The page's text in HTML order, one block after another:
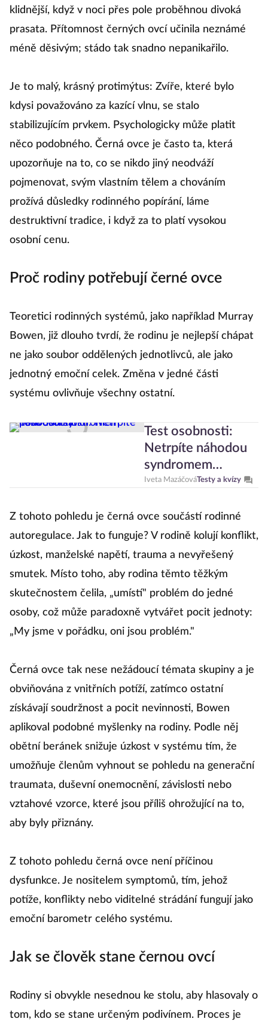
klidnější, když v noci přes pole proběhnou divoká
prasata. Přítomnost černých ovcí učinila neznámé
méně děsivým; stádo tak snadno nepanikařilo.
Je to malý, krásný protimýtus: Zvíře, které bylo
kdysi považováno za kazící vlnu, se stalo
stabilizujícím prvkem. Psychologicky může platit
něco podobného. Černá ovce je často ta, která
upozorňuje na to, co se nikdo jiný neodváží
pojmenovat, svým vlastním tělem a chováním
prožívá důsledky rodinného popírání, láme
destruktivní tradice, i když za to platí vysokou
osobní cenu.
Proč rodiny potřebují černé ovce
Teoretici rodinných systémů, jako například Murray
Bowen, již dlouho tvrdí, že rodinu je nejlepší chápat
ne jako soubor oddělených jednotlivců, ale jako
jednotný emoční celek. Změna v jedné části
systému ovlivňuje všechny ostatní.
Test osobnosti:
Netrpíte náhodou
syndromem
podvodníka?
Iveta MazáčováTesty a kvízy
Z tohoto pohledu je černá ovce součástí rodinné
autoregulace. Jak to funguje? V rodině kolují konflikt,
úzkost, manželské napětí, trauma a nevyřešený
smutek. Místo toho, aby rodina těmto těžkým
skutečnostem čelila, „umístí" problém do jedné
osoby, což může paradoxně vytvářet pocit jednoty:
„My jsme v pořádku, oni jsou problém."
Černá ovce tak nese nežádoucí témata skupiny a je
obviňována z vnitřních potíží, zatímco ostatní
získávají soudržnost a pocit nevinnosti, Bowen
aplikoval podobné myšlenky na rodiny. Podle něj
obětní beránek snižuje úzkost v systému tím, že
umožňuje členům vyhnout se pohledu na generační
traumata, duševní onemocnění, závislosti nebo
vztahové vzorce, které jsou příliš ohrožující na to,
aby byly přiznány.
Z tohoto pohledu černá ovce není příčinou
dysfunkce. Je nositelem symptomů, tím, jehož
potíže, konflikty nebo viditelné strádání fungují jako
emoční barometr celého systému.
Jak se člověk stane černou ovcí
Rodiny si obvykle nesednou ke stolu, aby hlasovaly o
tom, kdo se stane určeným podivínem. Proces je